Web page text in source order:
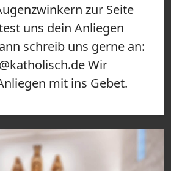
zur Seite
uns dein Anliegen
schreib uns gerne an:
Wir
mit ins Gebet.